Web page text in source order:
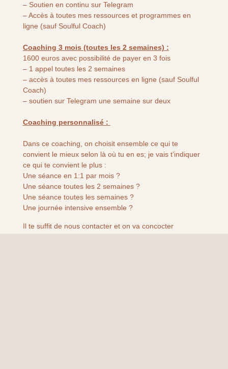
– Soutien en continu sur Telegram
– Accès à toutes mes ressources et programmes en
ligne (sauf Soulful Coach)
Coaching 3 mois (toutes les 2 semaines) :
1600 euros avec possibilité de payer en 3 fois
– 1 appel toutes les 2 semaines
– accès à toutes mes ressources en ligne (sauf Soulful
Coach)
– soutien sur Telegram une semaine sur deux
Coaching personnalisé :
Dans ce coaching, on choisit ensemble ce qui te
convient le mieux selon là où tu en es; je vais t’indiquer
ce qui te convient le plus :
Une séance en 1:1 par mois ?
Une séance toutes les 2 semaines ?
Une séance toutes les semaines ?
Une journée intensive ensemble ?
Il te suffit de nous contacter et on va concocter